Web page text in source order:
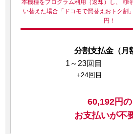
本機種をプログラム利用（返却）し、同
い替えた場合「ドコモで買替えおトク割
円！
分割支払金（月
1～23回目
+24回目
60,192円の
お支払いが不